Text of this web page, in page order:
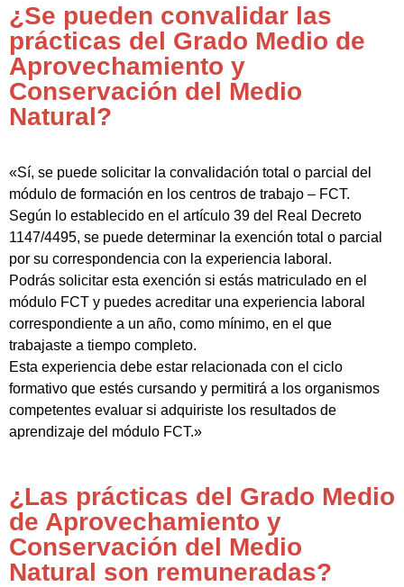
¿Se pueden convalidar las
prácticas del Grado Medio de
Aprovechamiento y
Conservación del Medio
Natural?
«Sí, se puede solicitar la convalidación total o parcial del
módulo de formación en los centros de trabajo – FCT.
Según lo establecido en el artículo 39 del Real Decreto
1147/4495, se puede determinar la exención total o parcial
por su correspondencia con la experiencia laboral.
Podrás solicitar esta exención si estás matriculado en el
módulo FCT y puedes acreditar una experiencia laboral
correspondiente a un año, como mínimo, en el que
trabajaste a tiempo completo.
Esta experiencia debe estar relacionada con el ciclo
formativo que estés cursando y permitirá a los organismos
competentes evaluar si adquiriste los resultados de
aprendizaje del módulo FCT.»
¿Las prácticas del Grado Medio
de Aprovechamiento y
Conservación del Medio
Natural son remuneradas?